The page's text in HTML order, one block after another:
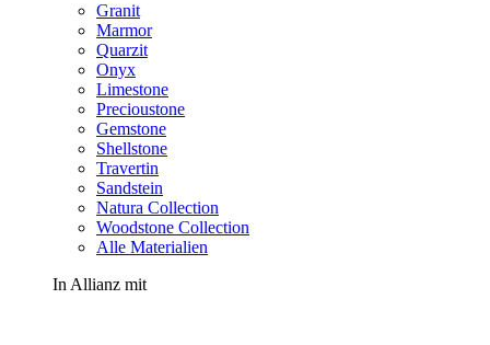
Granit
Marmor
Quarzit
Onyx
Limestone
Precioustone
Gemstone
Shellstone
Travertin
Sandstein
Natura Collection
Woodstone Collection
Alle Materialien
In Allianz mit